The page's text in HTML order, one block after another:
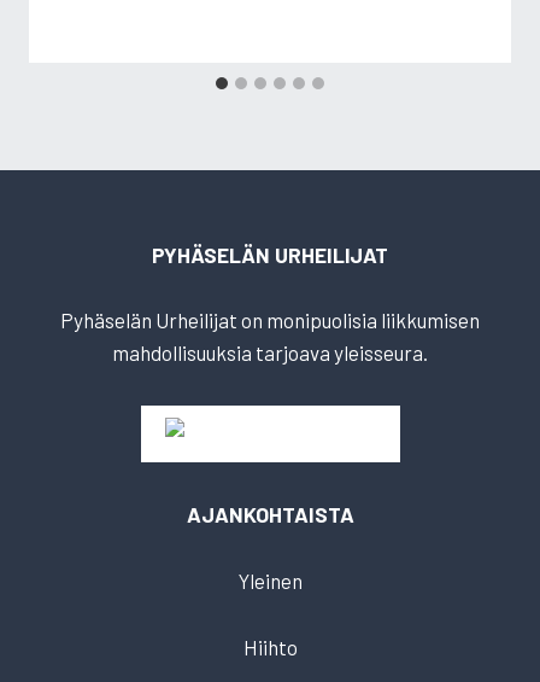
PYHÄSELÄN URHEILIJAT
Pyhäselän Urheilijat on monipuolisia liikkumisen
mahdollisuuksia tarjoava yleisseura.
AJANKOHTAISTA
Yleinen
Hiihto